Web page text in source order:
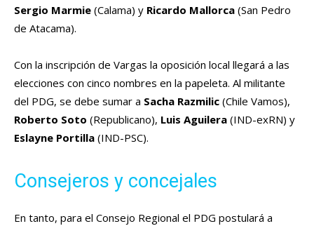
Sergio Marmie (Calama) y Ricardo Mallorca (San Pedro
de Atacama).
Con la inscripción de Vargas la oposición local llegará a las
elecciones con cinco nombres en la papeleta. Al militante
del PDG, se debe sumar a Sacha Razmilic (Chile Vamos),
Roberto Soto (Republicano), Luis Aguilera (IND-exRN) y
Eslayne Portilla (IND-PSC).
Consejeros y concejales
En tanto, para el Consejo Regional el PDG postulará a